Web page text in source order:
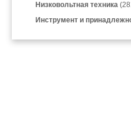
Низковольтная техника
Инструмент и